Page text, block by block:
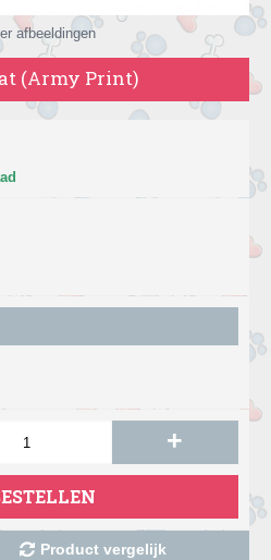
afbeeldingen
(Army Print)
+
Product vergelijk